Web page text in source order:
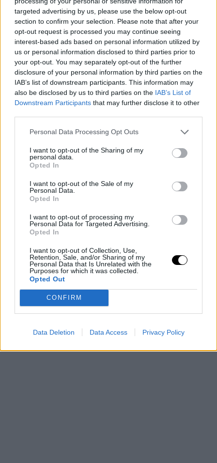
targeted advertising by us, please use the below opt-out
section to confirm your selection. Please note that after your
opt-out request is processed you may continue seeing
interest-based ads based on personal information utilized by
us or personal information disclosed to third parties prior to
your opt-out. You may separately opt-out of the further
disclosure of your personal information by third parties on the
IAB’s list of downstream participants. This information may
also be disclosed by us to third parties on the IAB’s List of
Downstream Participants that may further disclose it to other
Personal Data Processing Opt Outs
I want to opt-out of the Sharing of my
personal data.
Opted In
I want to opt-out of the Sale of my
Personal Data.
Opted In
I want to opt-out of processing my
Personal Data for Targeted Advertising.
Opted In
I want to opt-out of Collection, Use,
Retention, Sale, and/or Sharing of my
Personal Data that Is Unrelated with the
Purposes for which it was collected.
Opted Out
CONFIRM
Data Deletion Data Access Privacy Policy
stretches a season ago, and stayed in shape awaiting
an opportunity. Now Cousins gets a deal on the
defending champs.https://t.co/zDPHYje9Cq
— Adrian Wojnarowski (@wojespn)November 28, 2021
Giannis, de acuerdo con el movimiento
La clave de esta contratación es que Brook López casi
no ha podido jugar nada en este inicio de campaña y los
Bucks no tienen otro pívot en la plantilla que pueda
sustituirle con garantías. Así lo comentaba Giannis tras
la victoria de anoche ante los Pacers: "Obviamente,
Brook es gran parte de lo que somos, estamos
deseando que vuelva sano, pero al final, sin Brook, no
carga para Bobby (Portis) y para mí estar siempre en
sería bueno".